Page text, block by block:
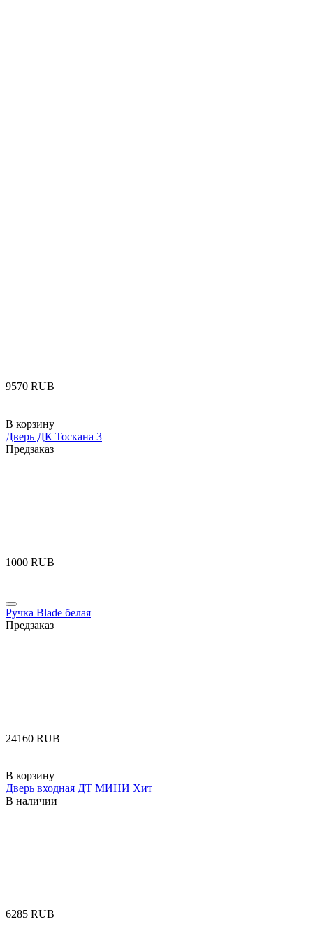
‍9570‍ RUB
В корзину
Дверь ДК Тоскана 3
Предзаказ
‍1000‍ RUB
Ручка Blade белая
Предзаказ
‍24160‍ RUB
В корзину
Дверь входная ДТ МИНИ Хит
В наличии
‍6285‍ RUB